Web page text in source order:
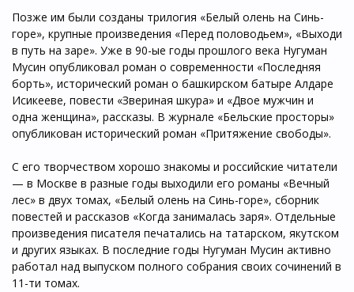
Позже им были созданы трилогия «Белый олень на Синь-
горе», крупные произведения «Перед половодьем», «Выходи
в путь на заре». Уже в 90-ые годы прошлого века Нугуман
Мусин опубликовал роман о современности «Последняя
борть», исторический роман о башкирском батыре Алдаре
Исикееве, повести «Звериная шкура» и «Двое мужчин и
одна женщина», рассказы. В журнале «Бельские просторы»
опубликован исторический роман «Притяжение свободы».
С его творчеством хорошо знакомы и российские читатели
— в Москве в разные годы выходили его романы «Вечный
лес» в двух томах, «Белый олень на Синь-горе», сборник
повестей и рассказов «Когда занималась заря». Отдельные
произведения писателя печатались на татарском, якутском
и других языках. В последние годы Нугуман Мусин активно
работал над выпуском полного собрания своих сочинений в
11-ти томах.